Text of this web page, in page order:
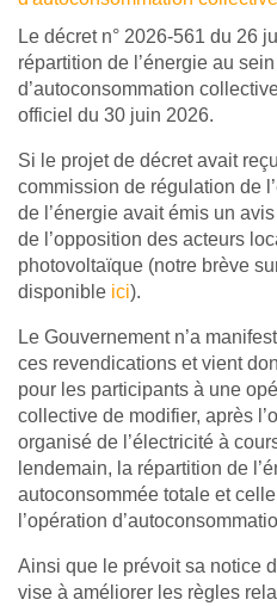
Le décret n° 2026-561 du 26
répartition de l’énergie au
d’autoconsommation
officiel du 30 juin 2026.
Si le projet de décret avait
commission de régulation de
de l’énergie avait émis un
de l’opposition des acteurs
photovoltaïque (notre brève
disponible ici).
Le Gouvernement n’a
ces revendications et vient
pour les participants à une
collective de modifier, après
organisé de l’électricité à
lendemain, la répartition de
autoconsommée totale et
l’opération
Ainsi que le prévoit sa notice
vise à améliorer les règles